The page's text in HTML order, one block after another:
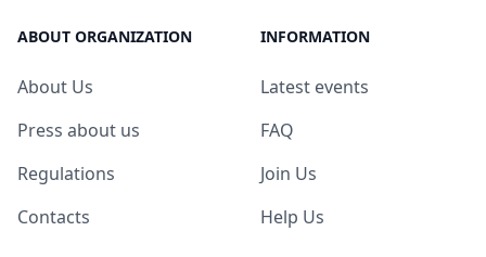
ABOUT ORGANIZATION
About Us
Press about us
Regulations
Contacts
INFORMATION
Latest events
FAQ
Join Us
Help Us